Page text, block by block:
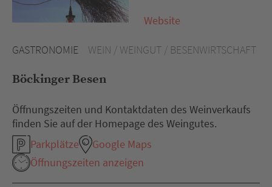
GASTRONOMIE WEIN / WEINGUT / BESENWIRTSCHAFT
Böckinger Besen
Öffnungszeiten und Kontaktdaten des Weinverkaufs
finden Sie auf der Homepage des Weingutes.
Parkplätze
Google Maps
Öffnungszeiten anzeigen
Website